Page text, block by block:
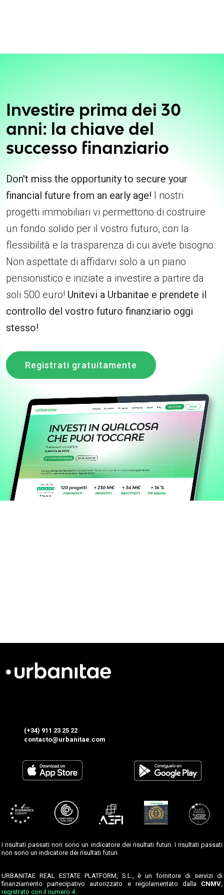
Investire prima dei 30
anni: la chiave del
successo finanziario
Don't miss the opportunity to secure your
financial future from an early age! I nostri
progetti immobiliari vi permettono di costruire
un fondo solido per il vostro futuro, con la
flessibilità e la trasparenza di cui avete bisogno.
Non aspettate di affidarvi solo a un piano
pensionistico e iniziate a investire a partire da
soli 500 euro! Unitevi a Urbanitae e prendete il
controllo del vostro futuro finanziario oggi
stesso!
Registrati gratuitamente
(+34) 911 23 25 22
contacto@urbanitae.com
I risultati passati non sono un indicatore dei risultati futuri. I risultati passati
non sono un indicatore dei risultati futuri.
URBANITAE REAL ESTATE PLATFORM, S.L., è un fornitore di servizi di
finanziamento partecipativo autorizzato e regolamentato dalla CNMV
registrato con il numero 4.